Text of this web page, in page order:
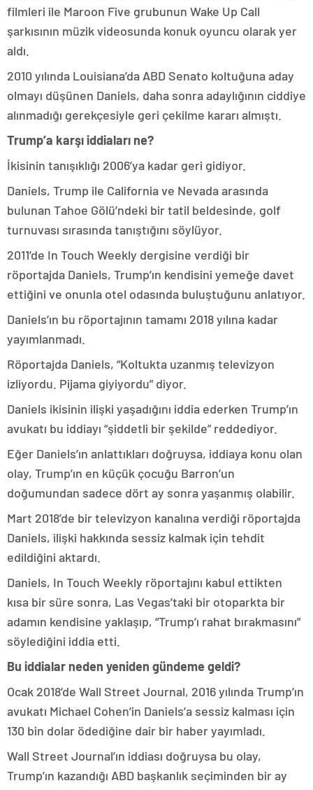
filmleri ile Maroon Five grubunun Wake Up Call
şarkısının müzik videosunda konuk oyuncu olarak yer
aldı.
2010 yılında Louisiana’da ABD Senato koltuğuna aday
olmayı düşünen Daniels, daha sonra adaylığının ciddiye
alınmadığı gerekçesiyle geri çekilme kararı almıştı.
Trump’a karşı iddiaları ne?
İkisinin tanışıklığı 2006’ya kadar geri gidiyor.
Daniels, Trump ile California ve Nevada arasında
bulunan Tahoe Gölü’ndeki bir tatil beldesinde, golf
turnuvası sırasında tanıştığını söylüyor.
2011’de In Touch Weekly dergisine verdiği bir
röportajda Daniels, Trump’ın kendisini yemeğe davet
ettiğini ve onunla otel odasında buluştuğunu anlatıyor.
Daniels’ın bu röportajının tamamı 2018 yılına kadar
yayımlanmadı.
Röportajda Daniels, “Koltukta uzanmış televizyon
izliyordu. Pijama giyiyordu” diyor.
Daniels ikisinin ilişki yaşadığını iddia ederken Trump’ın
avukatı bu iddiayı “şiddetli bir şekilde” reddediyor.
Eğer Daniels’ın anlattıkları doğruysa, iddiaya konu olan
olay, Trump’ın en küçük çocuğu Barron’un
doğumundan sadece dört ay sonra yaşanmış olabilir.
Mart 2018’de bir televizyon kanalına verdiği röportajda
Daniels, ilişki hakkında sessiz kalmak için tehdit
edildiğini aktardı.
Daniels, In Touch Weekly röportajını kabul ettikten
kısa bir süre sonra, Las Vegas’taki bir otoparkta bir
adamın kendisine yaklaşıp, “Trump’ı rahat bırakmasını”
söylediğini iddia etti.
Bu iddialar neden yeniden gündeme geldi?
Ocak 2018’de Wall Street Journal, 2016 yılında Trump’ın
avukatı Michael Cohen’in Daniels’a sessiz kalması için
130 bin dolar ödediğine dair bir haber yayımladı.
Wall Street Journal’ın iddiası doğruysa bu olay,
Trump’ın kazandığı ABD başkanlık seçiminden bir ay